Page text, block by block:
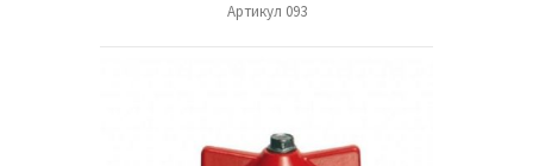
Артикул 093